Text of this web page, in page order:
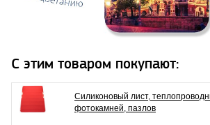
С этим товаром покупают:
Силиконовый лист,
фотокамней, пазлов